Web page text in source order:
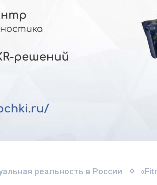
реальность в России